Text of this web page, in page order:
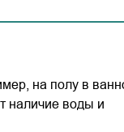
на полу в
наличие воды и